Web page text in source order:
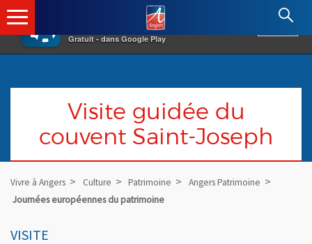
×
Gratuit - dans Google Play
Angers.fr : Retour à l'accueil
Visite guidée du
couvent Saint-Joseph
Vivre à Angers Culture Patrimoine
Angers Patrimoine
Journées européennes du patrimoine
VISITE